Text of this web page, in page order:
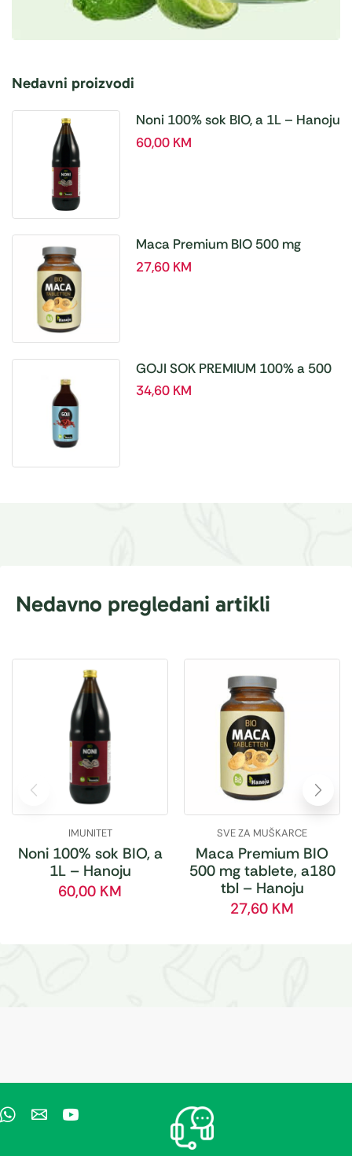
Nedavni proizvodi
Noni 100% sok BIO, a 1L – Hanoju
60,00 KM
Maca Premium BIO 500 mg
tablete, a180 tbl – Hanoju
27,60 KM
GOJI SOK PREMIUM 100% a 500
ml
34,60 KM
Nedavno pregledani artikli
IMUNITET
Noni 100% sok BIO, a
1L – Hanoju
60,00 KM
SVE ZA MUŠKARCE
Maca Premium BIO
500 mg tablete, a180
tbl – Hanoju
27,60 KM